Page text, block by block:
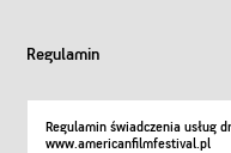
Regulamin
Regulamin świadczenia usług
www.americanfilmfestival.pl